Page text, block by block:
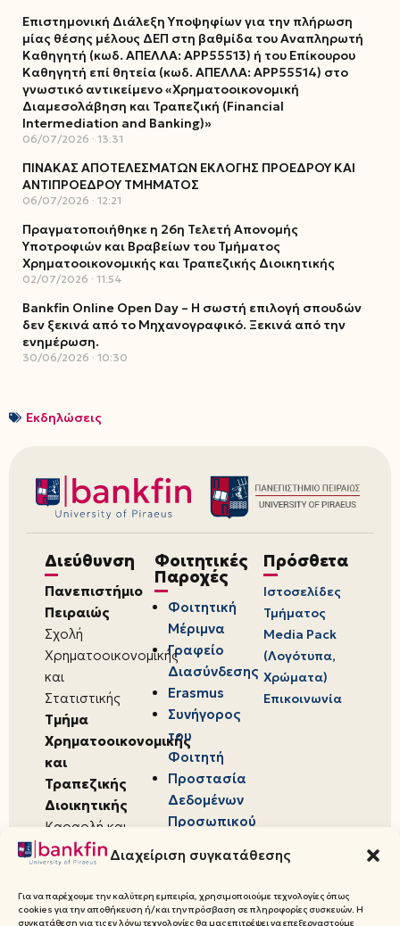
Διαχείριση συγκατάθεσης
Για να παρέχουμε την καλύτερη εμπειρία, χρησιμοποιούμε τεχνολογίες όπως
cookies για την αποθήκευση ή/και την πρόσβαση σε πληροφορίες συσκευών. Η
συγκατάθεση για τις εν λόγω τεχνολογίες θα μας επιτρέψει να επεξεργαστούμε
Επιστημονική Διάλεξη Υποψηφίων για την πλήρωση
μίας θέσης μέλους ΔΕΠ στη βαθμίδα του Αναπληρωτή
Καθηγητή (κωδ. ΑΠΕΛΛΑ: ΑΡΡ55513) ή του Επίκουρου
Καθηγητή επί θητεία (κωδ. ΑΠΕΛΛΑ: ΑΡΡ55514) στο
γνωστικό αντικείμενο «Χρηματοοικονομική
Διαμεσολάβηση και Τραπεζική (Financial
Intermediation and Banking)»
06/07/2026 13:31
ΠΙΝΑΚΑΣ ΑΠΟΤΕΛΕΣΜΑΤΩΝ ΕΚΛΟΓΗΣ ΠΡΟΕΔΡΟΥ ΚΑΙ
ΑΝΤΙΠΡΟΕΔΡΟΥ ΤΜΗΜΑΤΟΣ
06/07/2026 12:21
Πραγματοποιήθηκε η 26η Τελετή Απονομής
Υποτροφιών και Βραβείων του Τμήματος
Χρηματοοικονομικής και Τραπεζικής Διοικητικής
02/07/2026 11:54
Bankfin Online Open Day – Η σωστή επιλογή σπουδών
δεν ξεκινά από το Μηχανογραφικό. Ξεκινά από την
ενημέρωση.
30/06/2026 10:30
Εκδηλώσεις
Διεύθυνση
Πανεπιστήμιο
Πειραιώς
Σχολή
Χρηματοοικονομικής
και
Στατιστικής
Τμήμα
Χρηματοοικονομικής
και
Τραπεζικής
Διοικητικής
Καραολή και
Δημητρίου 80,
18534,
Πειραιάς
Φοιτητικές
Παροχές
Φοιτητική
Μέριμνα
Γραφείο
Διασύνδεσης
Erasmus
Συνήγορος
του
Φοιτητή
Προστασία
Δεδομένων
Προσωπικού
Πρόσθετα
Ιστοσελίδες
Τμήματος
Media Pack
(Λογότυπα,
Χρώματα)
Επικοινωνία